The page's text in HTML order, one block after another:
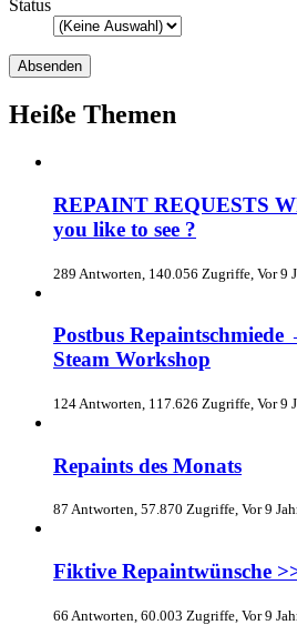
Status
Heiße Themen
REPAINT REQUESTS
you like to see ?
289 Antworten, 140.056 Zugriffe, Vor 9
Postbus
Steam Workshop
124 Antworten, 117.626 Zugriffe, Vor 9
Repaints des Monats
87 Antworten, 57.870 Zugriffe, Vor 9
Fiktive Repaintwünsche
66 Antworten, 60.003 Zugriffe, Vor 9